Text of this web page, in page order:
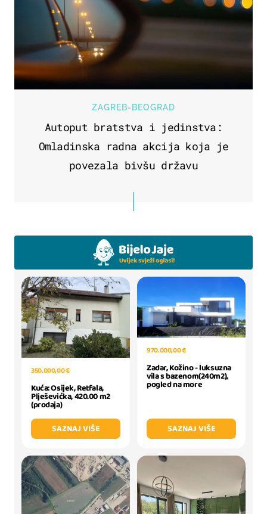
ZAGREB-BEOGRAD
Autoput bratstva i jedinstva:
Omladinska radna akcija koja je
povezala bivšu državu
350.000,00 €
Kuća: Osijek, Retfala,
Plješevićka, 420.00 m2
(prodaja)
SAZNAJ VIŠE
970.000,00 €
Zadar, Kožino - luksuzna
vila s bazenom(240m2),
pogled na more
SAZNAJ VIŠE